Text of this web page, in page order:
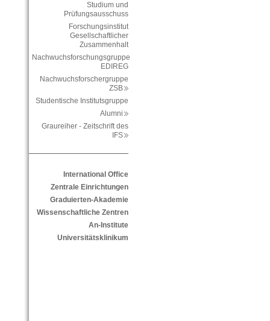
Studium und
Prüfungsausschuss
Forschungsinstitut
Gesellschaftlicher
Zusammenhalt
Nachwuchsforschungsgruppe
EDIREG
Nachwuchsforschergruppe
ZSB
Studentische Institutsgruppe
Alumni
Graureiher - Zeitschrift des
IFS
International Office
Zentrale Einrichtungen
Graduierten-Akademie
Wissenschaftliche Zentren
An-Institute
Universitätsklinikum